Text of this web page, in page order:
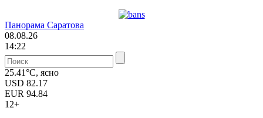
Панорама Саратова
08.08.26
14:22
25.41°C, ясно
USD 82.17
EUR 94.84
12+